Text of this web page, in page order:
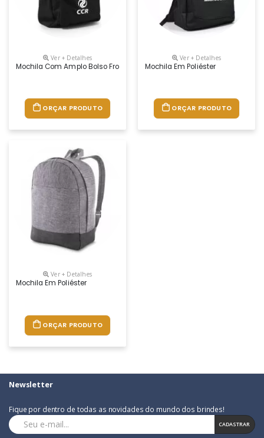
Ver + Detalhes
Mochila Com Amplo Bolso Frontal
ORÇAR PRODUTO
Ver + Detalhes
Mochila Em Poliéster
ORÇAR PRODUTO
Ver + Detalhes
Mochila Em Poliéster
ORÇAR PRODUTO
Newsletter
Fique por dentro de todas as novidades do mundo dos brindes!
CADASTRAR